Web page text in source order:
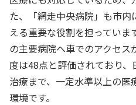
た、「網走中央病院」も市
える重要な役割を担っていま
の主要病院へ車でのアクセス
度は48点と評価されており
治療まで、一定水準以上の医
環境です。